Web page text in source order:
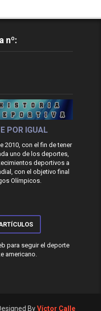
nº:
POR IGUAL
2010, con el fin de tener
uno de los deportes,
deportivos a
con el objetivo final
Olímpicos.
para seguir el deporte
americano.
ByVíctor Calle